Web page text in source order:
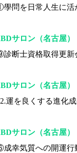
學問を日常人生に活
サロン（名古屋）
診断士資格取得更新
サロン（名古屋）
運を良くする進化
サロン（名古屋）
成幸気質への開運行